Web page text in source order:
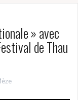
» avec
de Thau